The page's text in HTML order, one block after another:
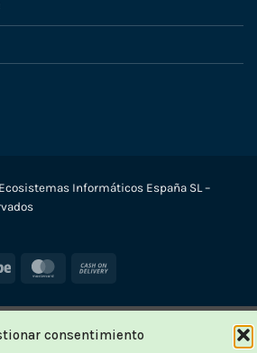
consentimiento
Informáticos España SL –
Stripe MasterCard
Delivery